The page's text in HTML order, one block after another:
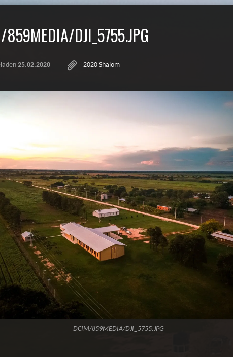
DJI_5755.JPG
25.02.2020 2020 Shalom
DCIM/859MEDIA/DJI_5755.JPG